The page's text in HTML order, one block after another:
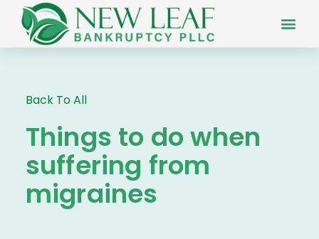
Back To All
Things to do when
suffering from
migraines